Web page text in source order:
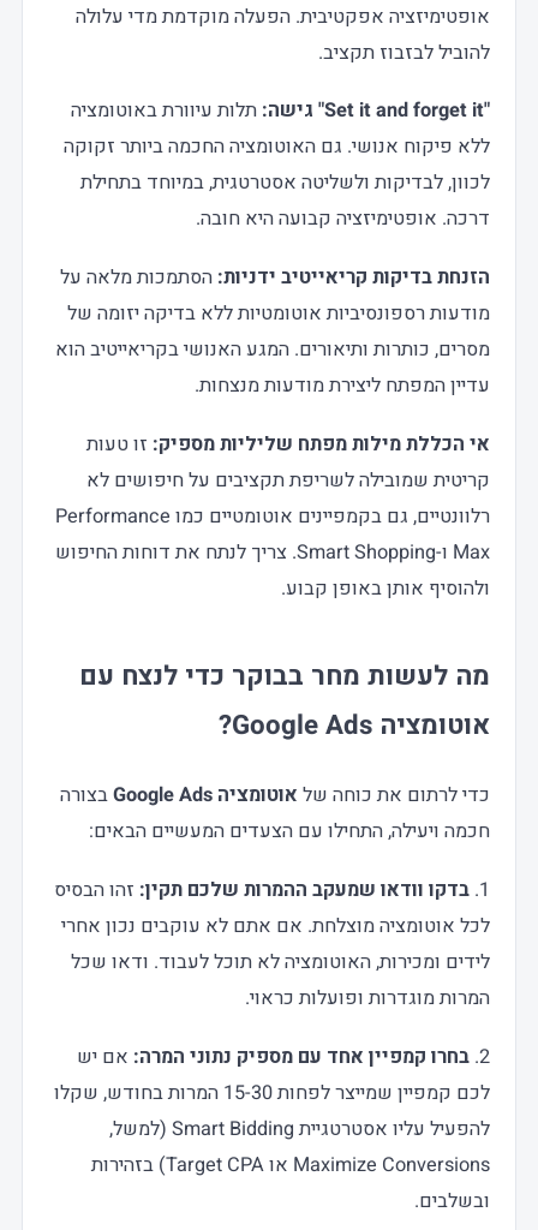
אופטימיזציה אפקטיבית. הפעלה מוקדמת מדי עלולה
להוביל לבזבוז תקציב.
"Set it and forget it" גישה:
תלות עיוורת באוטומציה
ללא פיקוח אנושי. גם האוטומציה החכמה ביותר זקוקה
לכוון, לבדיקות ולשליטה אסטרטגית, במיוחד בתחילת
דרכה. אופטימיזציה קבועה היא חובה.
הזנחת בדיקות קריאייטיב ידניות: הסתמכות מלאה על
מודעות רספונסיביות אוטומטיות ללא בדיקה יזומה של
מסרים, כותרות ותיאורים. המגע האנושי בקריאייטיב הוא
עדיין המפתח ליצירת מודעות מנצחות.
אי הכללת מילות מפתח שליליות מספיק: זו טעות
קריטית שמובילה לשריפת תקציבים על חיפושים לא
רלוונטיים, גם בקמפיינים אוטומטיים כמו Performance
Max ו-Smart Shopping. צריך לנתח את דוחות החיפוש
ולהוסיף אותן באופן קבוע.
מה לעשות מחר בבוקר כדי לנצח עם
אוטומציה Google Ads?
כדי לרתום את כוחה של אוטומציה Google Ads
בצורה
חכמה ויעילה, התחילו עם הצעדים המעשיים הבאים:
1. בדקו וודאו שמעקב ההמרות שלכם תקין: זהו הבסיס
לכל אוטומציה מוצלחת. אם אתם לא עוקבים נכון אחרי
לידים ומכירות, האוטומציה לא תוכל לעבוד. ודאו שכל
המרות מוגדרות ופועלות כראוי.
2. בחרו קמפיין אחד עם מספיק נתוני המרה: אם יש
לכם קמפיין שמייצר לפחות 15-30 המרות בחודש, שקלו
להפעיל עליו אסטרטגיית Smart Bidding (למשל,
Maximize Conversions או Target CPA) בזהירות
ובשלבים.